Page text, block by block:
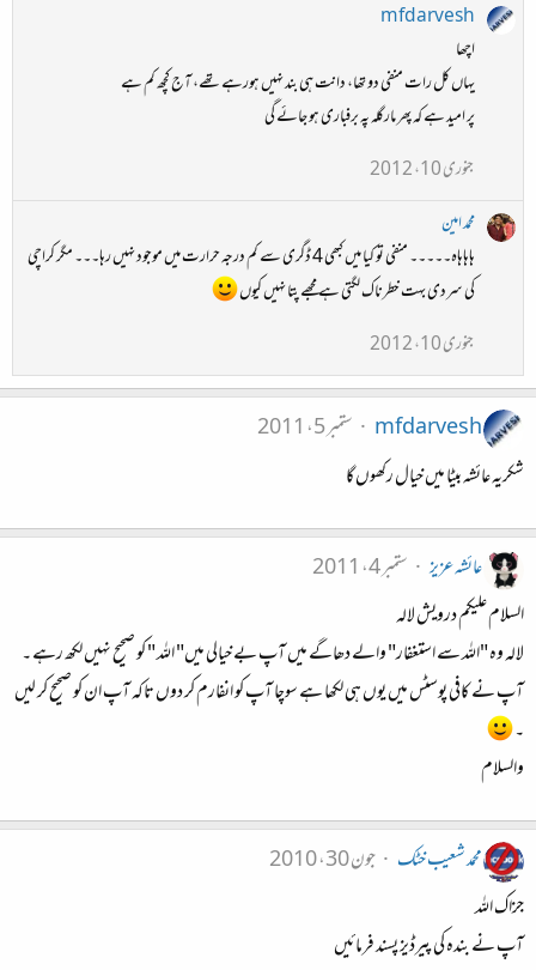
mfdarvesh
اچھا
یہاں کل رات منفی دو تھا، دانت ہی بند نہیں ہورہے تھے، آج کچھ کم ہے
پر امید ہے کہ پھر مارگلہ پہ برفباری ہو جائے گی
جنوری 10، 2012
محمد امین
ہاہاہاہ۔۔۔۔۔ منفی تو کیا میں کبھی 4 ڈگری سے کم درجہ حرارت میں موجود نہیں رہا۔۔۔ مگر کراچی
کی سردی بہت خطرناک لگتی ہے مجھے پتا نہیں کیوں
جنوری 10، 2012
mfdarvesh
ستمبر 5، 2011
شکریہ عائشہ بیٹا میں خیال رکھوں گا
عائشہ عزیز
ستمبر 4، 2011
السلام علیکم درویش لالہ
لالہ وہ "اللہ سے استغفار" والے دھاگے میں آپ بے خیالی میں" اللہ " کو صحیح نہیں لکھ رہے ۔
آپ نے کافی پوسٹس میں یوں ہی لکھا ہے سوچا آپ کو انفارم کر دوں تاکہ آپ ان کو صحیح کر لیں
۔
والسلام
محمد شعیب خٹک
جون 30، 2010
جزاک اللہ
آپ نے بندہ کی پیرڈیز پسند فرمائیں